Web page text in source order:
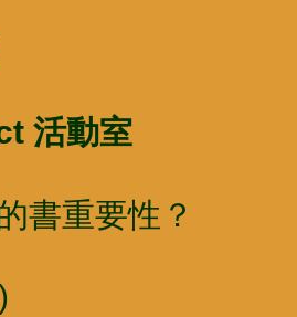
活動室
書重要性？